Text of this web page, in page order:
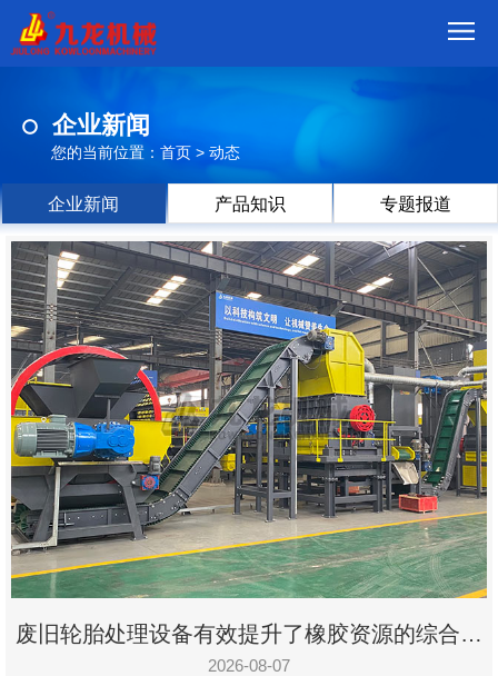
品
视
频
现
场
方
案
动
态
联
系
郑
州
市
九
企业新闻
您的当前位置： 首页 > 动态
企业新闻 产品知识 专题报道
废旧轮胎处理设备有效提升了橡胶资源的综合利
用率
2026-08-07